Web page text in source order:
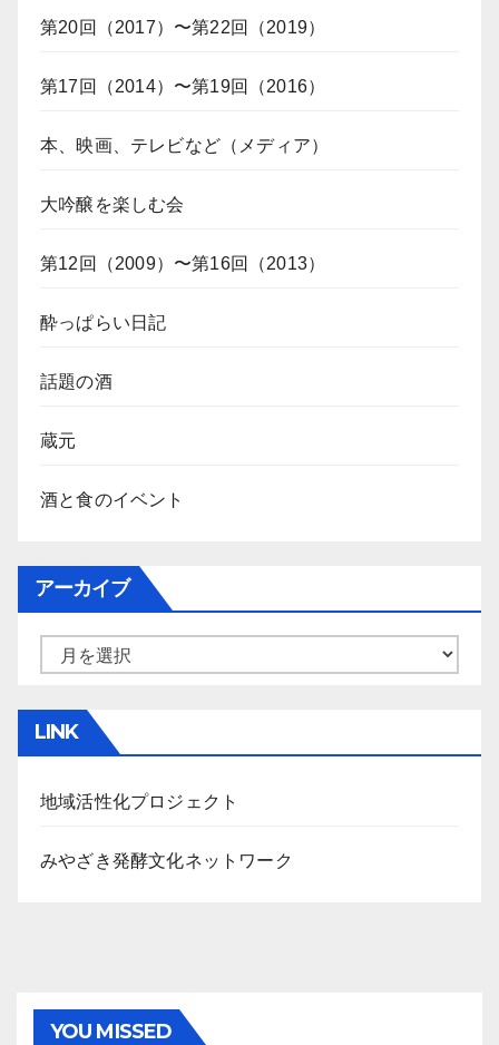
第20回（2017）〜第22回（2019）
第17回（2014）〜第19回（2016）
本、映画、テレビなど（メディア）
大吟醸を楽しむ会
第12回（2009）〜第16回（2013）
酔っぱらい日記
話題の酒
蔵元
酒と食のイベント
アーカイブ
LINK
地域活性化プロジェクト
みやざき発酵文化ネットワーク
YOU MISSED